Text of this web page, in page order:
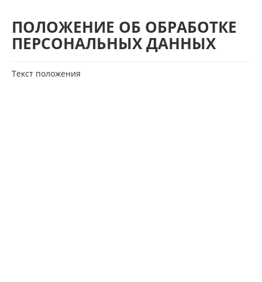
ПОЛОЖЕНИЕ ОБ ОБРАБОТКЕ
ПЕРСОНАЛЬНЫХ ДАННЫХ
Текст положения